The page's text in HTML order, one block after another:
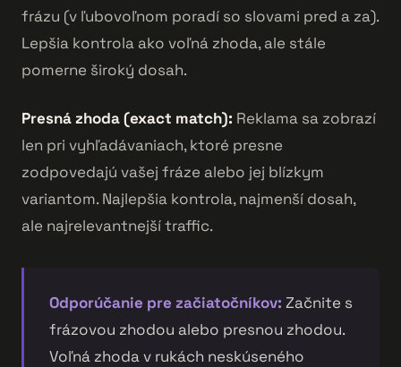
frázu (v ľubovoľnom poradí so slovami pred a za).
Lepšia kontrola ako voľná zhoda, ale stále
pomerne široký dosah.
Presná zhoda (exact match): Reklama sa zobrazí
len pri vyhľadávaniach, ktoré presne
zodpovedajú vašej fráze alebo jej blízkym
variantom. Najlepšia kontrola, najmenší dosah,
ale najrelevantnejší traffic.
Odporúčanie pre začiatočníkov: Začnite s
frázovou zhodou alebo presnou zhodou.
Voľná zhoda v rukách neskúseného